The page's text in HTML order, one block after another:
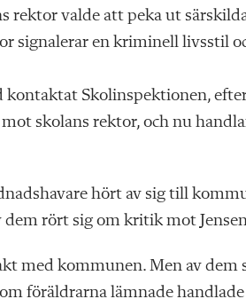
rektor valde att peka ut
signalerar en kriminell livsstil
kontaktat Skolinspektionen,
skolans rektor, och nu
hört av sig till
rört sig om kritik mot
med kommunen. Men av dem
föräldrarna lämnade